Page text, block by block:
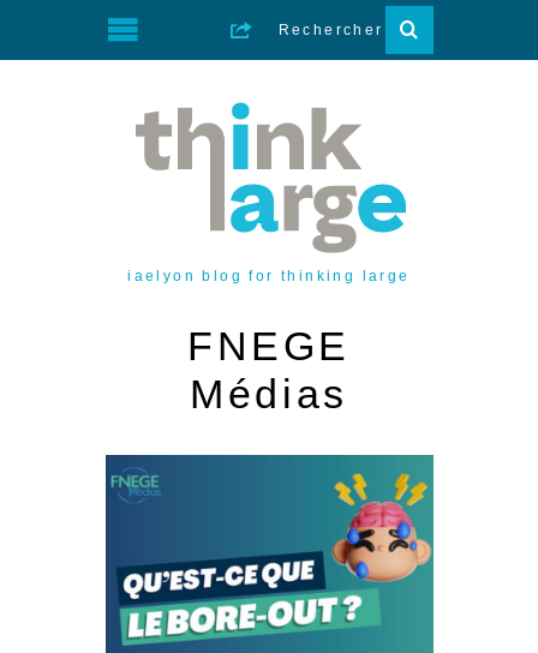
iaelyon blog for thinking large
FNEGE
Médias